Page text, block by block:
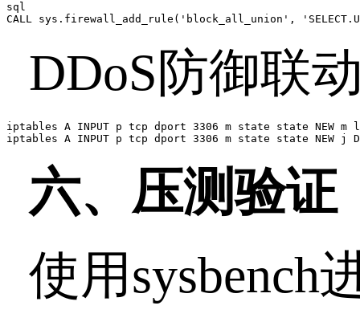
sql
CALL sys.firewall_add_rule('block_all_union',
DDoS防御联
iptables A INPUT p tcp dport 3306 m state state NEW m
iptables A INPUT p tcp dport 3306 m state state NEW j
六、压测验证
使用sysbench